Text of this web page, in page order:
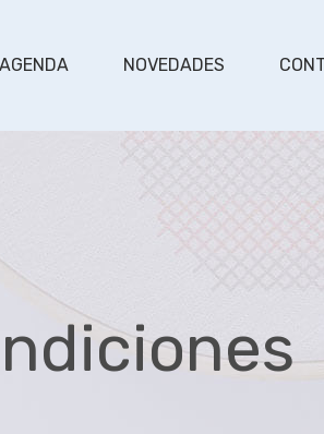
AGENDA NOVEDADES